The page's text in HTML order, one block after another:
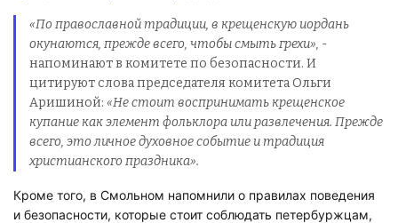
«По православной традиции, в крещенскую иордань
окунаются, прежде всего, чтобы смыть грехи», -
напоминают в комитете по безопасности. И
цитируют слова председателя комитета Ольги
Аришиной:«Не стоит воспринимать крещенское
купание как элемент фольклора или развлечения. Прежде
всего, это личное духовное событие и традиция
христианского праздника».
Кроме того, в Смольном напомнили о правилах поведения
и безопасности, которые стоит соблюдать петербуржцам,